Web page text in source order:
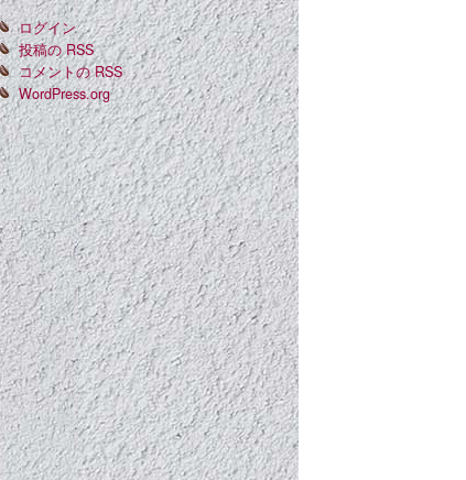
ログイン
投稿のRSS
コメントのRSS
WordPress.org